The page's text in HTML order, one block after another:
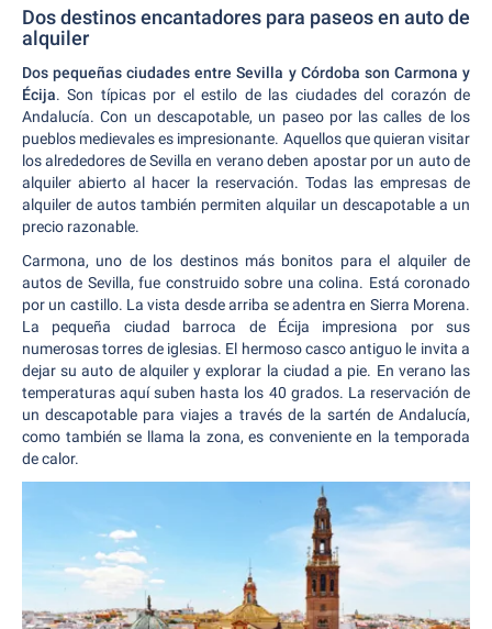
Dos destinos encantadores para paseos en auto de
alquiler
Dos pequeñas ciudades entre Sevilla y Córdoba son Carmona y
Écija. Son típicas por el estilo de las ciudades del corazón de
Andalucía. Con un descapotable, un paseo por las calles de los
pueblos medievales es impresionante. Aquellos que quieran visitar
los alrededores de Sevilla en verano deben apostar por un auto de
alquiler abierto al hacer la reservación. Todas las empresas de
alquiler de autos también permiten alquilar un descapotable a un
precio razonable.
Carmona, uno de los destinos más bonitos para el alquiler de
autos de Sevilla, fue construido sobre una colina. Está coronado
por un castillo. La vista desde arriba se adentra en Sierra Morena.
La pequeña ciudad barroca de Écija impresiona por sus
numerosas torres de iglesias. El hermoso casco antiguo le invita a
dejar su auto de alquiler y explorar la ciudad a pie. En verano las
temperaturas aquí suben hasta los 40 grados. La reservación de
un descapotable para viajes a través de la sartén de Andalucía,
como también se llama la zona, es conveniente en la temporada
de calor.